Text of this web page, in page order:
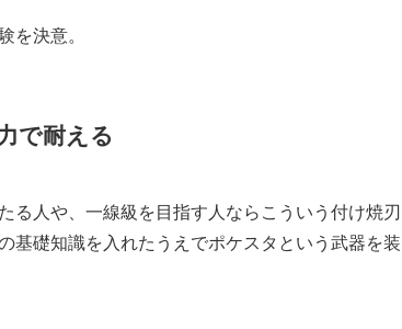
決意。
で耐える
る人や、一線級を目指す人ならこういう付け焼刃
基礎知識を入れたうえでポケスタという武器を装